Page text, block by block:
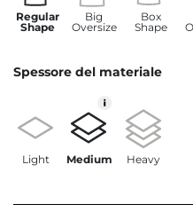
Regular
Shape
Big
Oversize
Box
Shape
Spessore del materiale
Light Medium Heavy